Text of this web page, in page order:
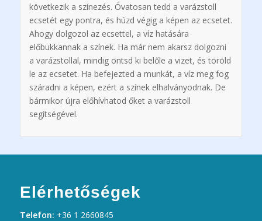
következik a színezés. Óvatosan tedd a varázstoll
ecsetét egy pontra, és húzd végig a képen az ecsetet.
Ahogy dolgozol az ecsettel, a víz hatására
előbukkannak a színek. Ha már nem akarsz dolgozni
a varázstollal, mindig öntsd ki belőle a vizet, és töröld
le az ecsetet. Ha befejezted a munkát, a víz meg fog
száradni a képen, ezért a színek elhalványodnak. De
bármikor újra előhívhatod őket a varázstoll
segítségével.
Elérhetőségek
Telefon: +36 1 2660845